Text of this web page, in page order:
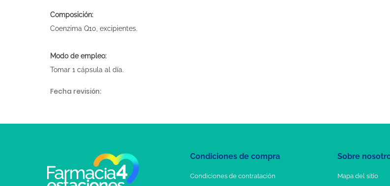
Composición:
Coenzima Q10, excipientes.
Modo de empleo:
Tomar 1 cápsula al día.
Fecha revisión:
Condiciones de compra
Condiciones de contratación
Sobre
Mapa del sitio